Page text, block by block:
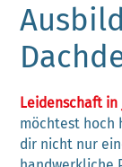
Leidenschaft
möchtest hoch
dir nicht nur